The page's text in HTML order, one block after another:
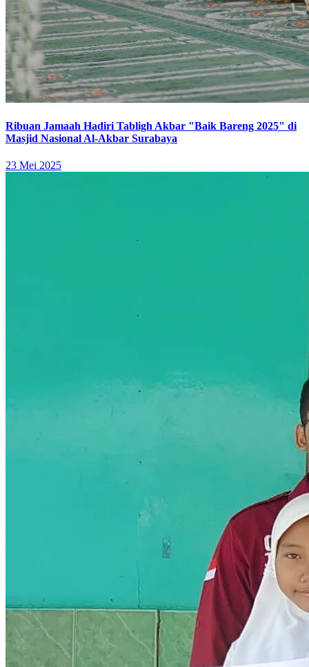
Ribuan Jamaah Hadiri Tabligh Akbar "Baik Bareng 2025" di
Masjid Nasional Al-Akbar Surabaya
23 Mei 2025